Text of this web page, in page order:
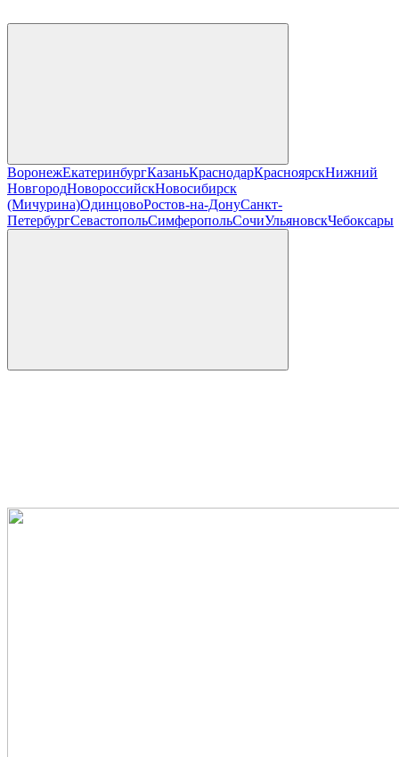
ВоронежЕкатеринбургКазаньКраснодарКрасноярскНижний
НовгородНовороссийскНовосибирск
(Мичурина)ОдинцовоРостов-на-ДонуСанкт-
ПетербургСевастопольСимферопольСочиУльяновскЧебоксары